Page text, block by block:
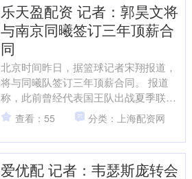
乐天盈配资 记者：郭昊文将
与南京同曦签订三年顶薪合
同
北京时间昨日，据篮球记者宋翔报道，
将与同曦队签订三年顶薪合同。 报道
称，此前曾经代表国王队出战夏季联赛
的郭昊文已经返回南京，他在近期将与
南京同曦队完成为期三年的....
查看：55 分类：上海配资网
爱优配 记者：韦瑟斯庞转会